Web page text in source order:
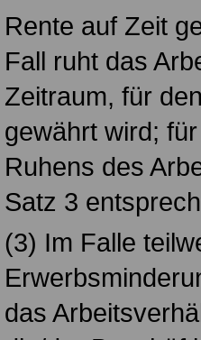
Rente auf Zeit
Fall ruht das
Zeitraum, für
gewährt wird;
Ruhens des
Satz 3
(3) Im Falle
das